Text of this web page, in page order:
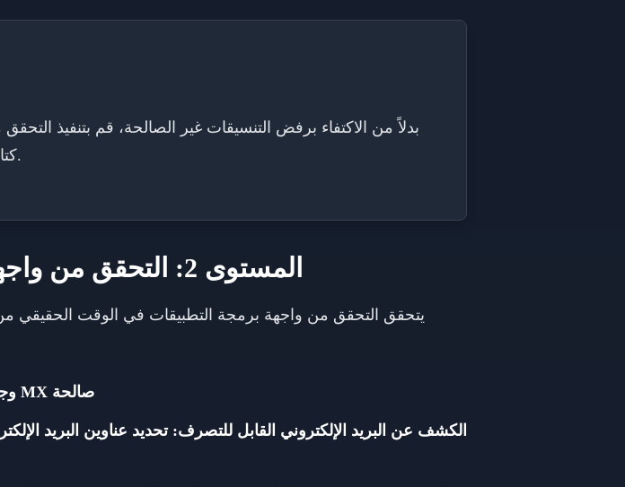
بدلاً من الاكتفاء برفض التنسيقات غير الصالحة، قم بتنفيذ
كتابة المستخدمين، مما يسمح لهم بتصحيح الأخطاء قبل الإرسال.
المستوى 2: التحقق من واجهة برمجة التطبيقات في الوقت الفعلي
وجود النطاق: التحقق من أن النطاق موجود بالفعل ولديه سجلات MX صالحة
الكشف عن البريد الإلكتروني القابل للتصرف: تحديد عناوين البريد